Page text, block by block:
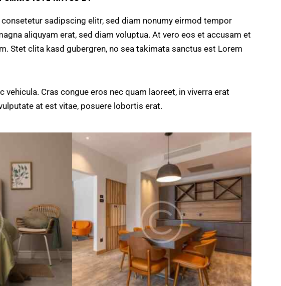
sadipscing elitr, sed diam nonumy eirmod tempor
aliquyam erat, sed diam voluptua. At vero eos et accusam et
Stet clita kasd gubergren, no sea takimata sanctus est Lorem
vehicula. Cras congue eros nec quam laoreet, in viverra erat
at est vitae, posuere lobortis erat.